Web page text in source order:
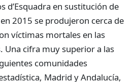
d’Esquadra en sustitución de
2015 se produjeron cerca de
víctimas mortales en las
Una cifra muy superior a las
comunidades
Madrid y Andalucía,